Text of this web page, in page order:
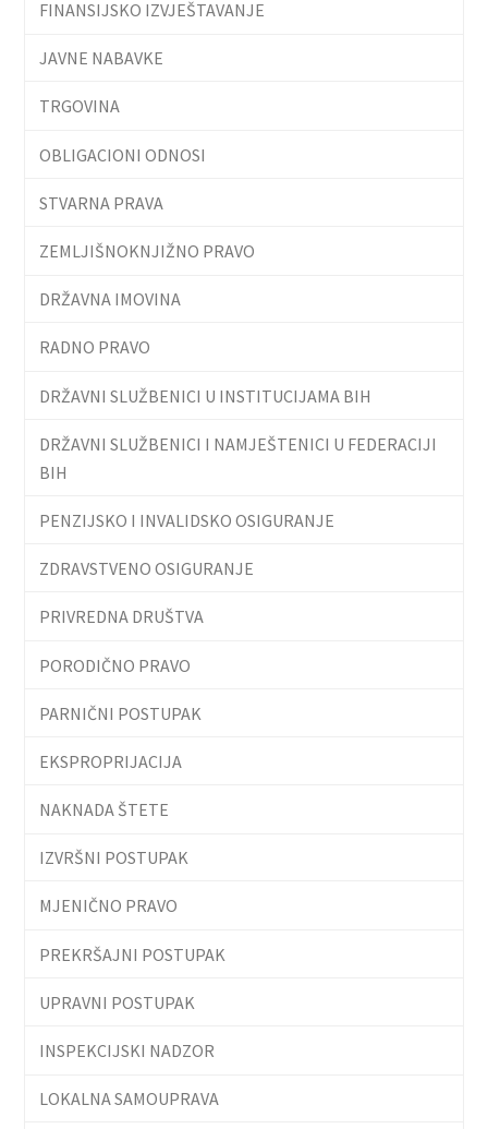
FINANSIJSKO IZVJEŠTAVANJE
JAVNE NABAVKE
TRGOVINA
OBLIGACIONI ODNOSI
STVARNA PRAVA
ZEMLJIŠNOKNJIŽNO PRAVO
DRŽAVNA IMOVINA
RADNO PRAVO
DRŽAVNI SLUŽBENICI U INSTITUCIJAMA BIH
DRŽAVNI SLUŽBENICI I NAMJEŠTENICI U FEDERACIJI
BIH
PENZIJSKO I INVALIDSKO OSIGURANJE
ZDRAVSTVENO OSIGURANJE
PRIVREDNA DRUŠTVA
PORODIČNO PRAVO
PARNIČNI POSTUPAK
EKSPROPRIJACIJA
NAKNADA ŠTETE
IZVRŠNI POSTUPAK
MJENIČNO PRAVO
PREKRŠAJNI POSTUPAK
UPRAVNI POSTUPAK
INSPEKCIJSKI NADZOR
LOKALNA SAMOUPRAVA